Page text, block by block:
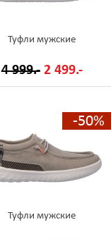
Туфли мужские
4 999.- 2 499.-
-50%
Туфли мужские